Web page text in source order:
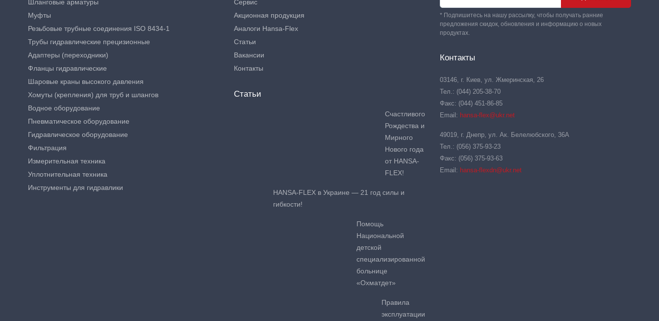
Шланговые арматуры
Муфты
Резьбовые трубные соединения ISO 8434-1
Трубы гидравлические прецизионные
Адаптеры (переходники)
Фланцы гидравлические
Шаровые краны высокого давления
Хомуты (крепления) для труб и шлангов
Водное оборудование
Пневматическое оборудование
Гидравлическое оборудование
Фильтрация
Измерительная техника
Уплотнительная техника
Инструменты для гидравлики
Сервис
Акционная продукция
Аналоги Hansa-Flex
Статьи
Вакансии
Контакты
Статьи
Счастливого
Рождества и
Мирного
Нового года
от HANSA-
FLEX!
HANSA-FLEX в Украине — 21 год силы и
гибкости!
Помощь
Национальной
детской
специализированной
больнице
«Охматдет»
Правила
эксплуатации
* Подпишитесь на нашу рассылку, чтобы получать ранние
предложения скидок, обновления и информацию о новых
продуктах.
Контакты
03146, г. Киев, ул. Жмеринская, 26
Тел.: (044) 205-38-70
Факс: (044) 451-86-85
Email: hansa-flex@ukr.net
49019, г. Днепр, ул. Ак. Белелюбского, 36А
Тел.: (056) 375-93-23
Факс: (056) 375-93-63
Email: hansa-flexdn@ukr.net